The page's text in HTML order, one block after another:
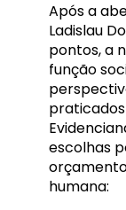
Após a
Ladislau
pontos, a
função
escolhas
humana: